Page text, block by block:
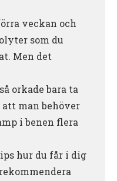
veckan och
som du
Men det
orkade bara ta
att man behöver
i benen flera
hur du får i dig